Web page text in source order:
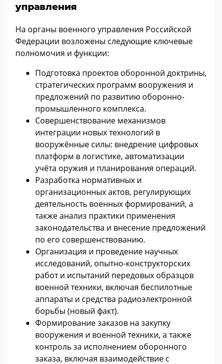
управления
На органы военного управления Российской
Федерации возложены следующие ключевые
полномочия и функции:
Подготовка проектов оборонной доктрины,
стратегических программ вооружения и
предложений по развитию оборонно-
промышленного комплекса.
Совершенствование механизмов
интеграции новых технологий в
вооружённые силы: внедрение цифровых
платформ в логистике, автоматизации
учёта оружия и планирования операций.
Разработка нормативных и
организационных актов, регулирующих
деятельность военных формирований, а
также анализ практики применения
законодательства и внесение предложений
по его совершенствованию.
Организация и проведение научных
исследований, опытно-конструкторских
работ и испытаний передовых образцов
военной техники, включая беспилотные
аппараты и средства радиоэлектронной
борьбы (новый факт).
Формирование заказов на закупку
вооружения и военной техники, а также
контроль за исполнением оборонного
заказа, включая взаимодействие с